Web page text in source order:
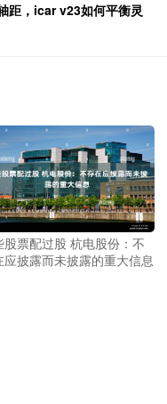
距，icar v23如何平衡灵
股票配过股 杭电股份：不
应披露而未披露的重大信息